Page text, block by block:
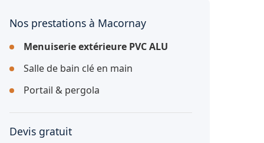
Nos prestations à Macornay
Menuiserie extérieure PVC ALU
Salle de bain clé en main
Portail & pergola
Devis gratuit